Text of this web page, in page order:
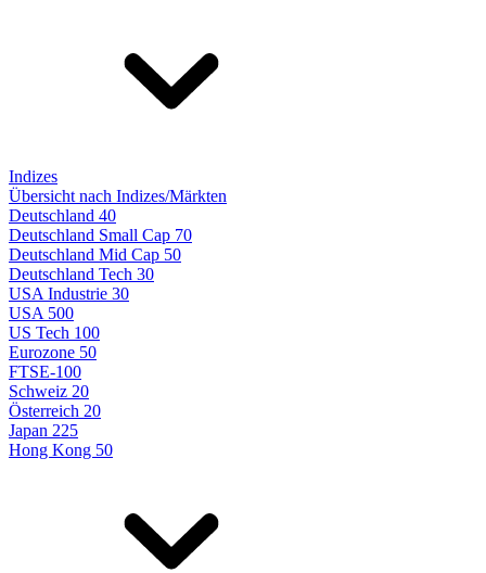
Indizes
Übersicht nach Indizes/Märkten
Deutschland 40
Deutschland Small Cap 70
Deutschland Mid Cap 50
Deutschland Tech 30
USA Industrie 30
USA 500
US Tech 100
Eurozone 50
FTSE-100
Schweiz 20
Österreich 20
Japan 225
Hong Kong 50